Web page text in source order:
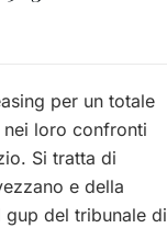
per un totale
loro confronti
Si tratta di
e della
del tribunale di